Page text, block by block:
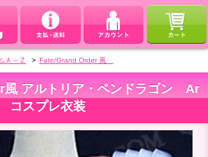
Ａ～Ｚ > Fate/Grand Order 風
風 アルトリア・ペンドラゴン Ar
スプレ衣装